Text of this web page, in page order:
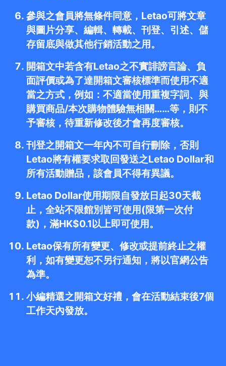
參與之會員將無條件同意，Letao可將文章
與圖片分享、編輯、轉載、刊登、引述、儲
存留底與做其他行銷活動之用。
開箱文中若含有Letao之不實誹謗言論、負
面評價或為了達開箱文審核標準而使用不適
當之方式，例如：不適當使用重複字詞、與
購買商品/本次購物體驗無相關……等，則不
予審核，待重新修改後才會再度審核。
刊登之開箱文一年內不可自行刪除，否則
Letao將有權要求取回發送之Letao Dollar和
所有活動贈品，該會員不得有異議。
Letao Dollar使用期限自發放日起30天截
止，全站不限館別皆可使用(限第一次付
款)，滿HK$0.1以上即可使用。
Letao保有所有變更、修改或提前終止之權
利，如有變更恕不另行通知，將以官網公告
為準。
小編精選之開箱文好禮，會在活動結束後7個
工作天內發放。